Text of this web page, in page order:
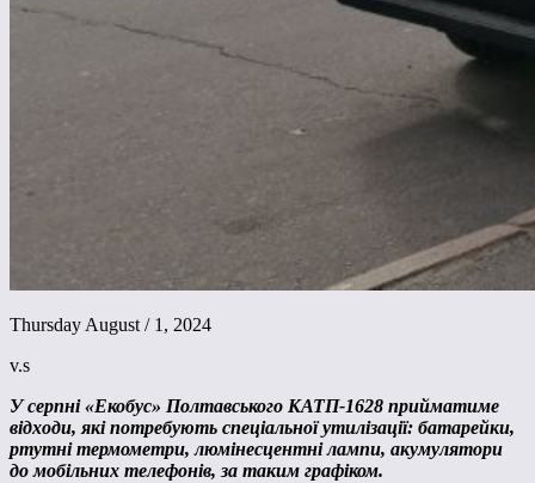
Thursday August / 1, 2024
v.s
У серпні «Екобус» Полтавського КАТП-1628 прийматиме
відходи, які потребують спеціальної утилізації: батарейки,
ртутні термометри, люмінесцентні лампи, акумулятори
до мобільних телефонів, за таким графіком.